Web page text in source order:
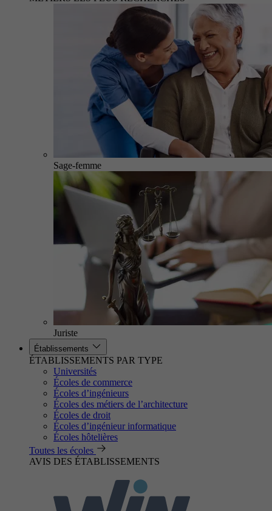
Sage-femme
Juriste
Établissements
ÉTABLISSEMENTS PAR TYPE
Universités
Écoles de commerce
Écoles d’ingénieurs
Écoles des métiers de l’architecture
Écoles de droit
Écoles d’ingénieur informatique
Écoles hôtelières
Toutes les écoles
AVIS DES ÉTABLISSEMENTS